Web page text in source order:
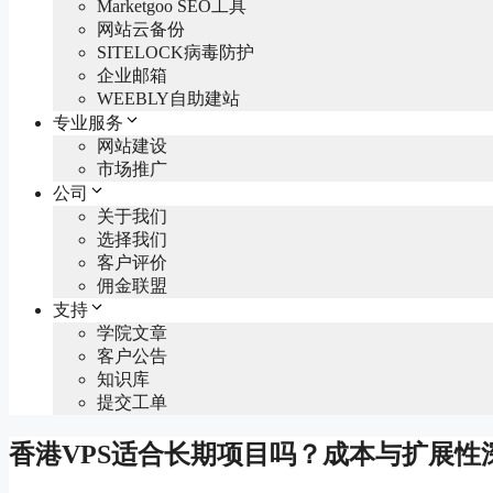
Marketgoo SEO工具
网站云备份
SITELOCK病毒防护
企业邮箱
WEEBLY自助建站
专业服务
网站建设
市场推广
公司
关于我们
选择我们
客户评价
佣金联盟
支持
学院文章
客户公告
知识库
提交工单
香港VPS适合长期项目吗？成本与扩展性